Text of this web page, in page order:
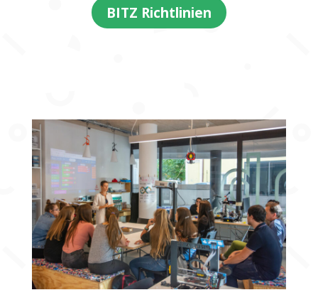
BITZ Richtlinien